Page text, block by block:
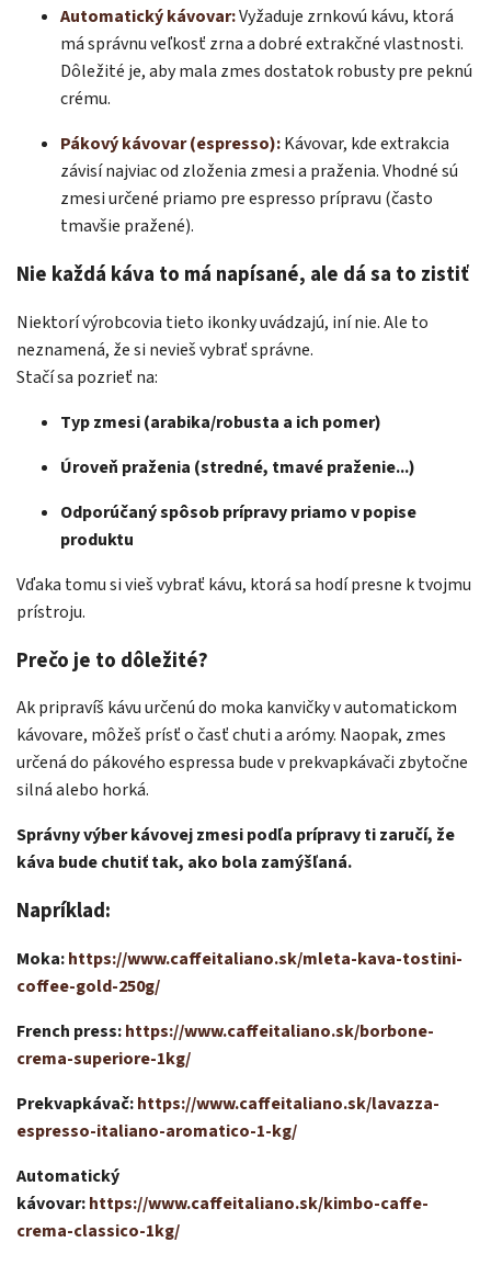
Automatický kávovar:Vyžaduje zrnkovú kávu, ktorá
má správnu veľkosť zrna a dobré extrakčné vlastnosti.
Dôležité je, aby mala zmes dostatok robusty pre peknú
crému.
Pákový kávovar (espresso):Kávovar, kde extrakcia
závisí najviac od zloženia zmesi a praženia. Vhodné sú
zmesi určené priamo pre espresso prípravu (často
tmavšie pražené).
Nie každá káva to má napísané, ale dá sa to zistiť
Niektorí výrobcovia tieto ikonky uvádzajú, iní nie. Ale to
neznamená, že si nevieš vybrať správne.
Stačí sa pozrieť na:
Typ zmesi (arabika/robusta a ich pomer)
Úroveň praženia (stredné, tmavé praženie...)
Odporúčaný spôsob prípravy priamo v popise
produktu
Vďaka tomu si vieš vybrať kávu, ktorá sa hodí presne k tvojmu
prístroju.
Prečo je to dôležité?
Ak pripravíš kávu určenú do moka kanvičky v automatickom
kávovare, môžeš prísť o časť chuti a arómy. Naopak, zmes
určená do pákového espressa bude v prekvapkávači zbytočne
silná alebo horká.
Správny výber kávovej zmesi podľa prípravy ti zaručí, že
káva bude chutiť tak, ako bola zamýšľaná.
Napríklad:
Moka:https://www.caffeitaliano.sk/mleta-kava-tostini-
coffee-gold-250g/
French press:https://www.caffeitaliano.sk/borbone-
crema-superiore-1kg/
Prekvapkávač:https://www.caffeitaliano.sk/lavazza-
espresso-italiano-aromatico-1-kg/
Automatický
kávovar:https://www.caffeitaliano.sk/kimbo-caffe-
crema-classico-1kg/